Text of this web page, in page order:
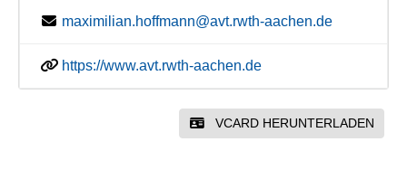
maximilian.hoffmann@avt.rwth-aachen.de
https://www.avt.rwth-aachen.de
VCARD HERUNTERLADEN